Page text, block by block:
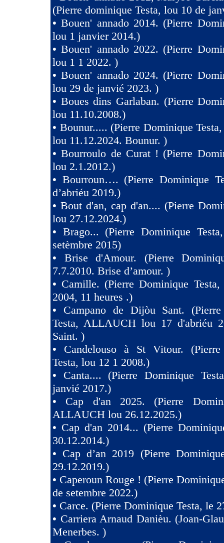
(Pierre dominique Testa, lou 10 de
•Bouen' annado 2014. (Pierre
lou 1 janvier 2014.)
•Bouen' annado 2022. (Pierre
lou 1 1 2022. )
•Bouen' annado 2024. (Pierre
lou 29 de janvié 2023. )
• Boues dins Garlaban. (Pierre
lou 11.10.2008.)
• Bounur..... (Pierre Dominique
lou 11.12.2024. Bounur. )
•Bourroulo de Curat ! (Pierre
lou 2.1.2012.)
• Bourroun…. (Pierre Dominique
d’abriéu 2019.)
• Bout d'an, cap d'an.... (Pierre
lou 27.12.2024.)
• Brago... (Pierre Dominique
setèmbre 2015)
• Brise d'Amour. (Pierre
7.7.2010. Brise d’amour. )
• Camille. (Pierre Dominique
2004, 11 heures .)
• Campano de Dijòu Sant.
Testa, ALLAUCH lou 17 d'abriéu
Saint. )
• Candelouso à St Vitour. (Pierre
Testa, lou 12 1 2008.)
• Canta.... (Pierre Dominique
janvié 2017.)
• Cap d'an 2025. (Pierre
ALLAUCH lou 26.12.2025.)
• Cap d'an 2014... (Pierre
30.12.2014.)
• Cap d’an 2019 (Pierre
29.12.2019.)
• Caperoun Rouge ! (Pierre
de setembre 2022.)
• Carce. (Pierre Dominique Testa, le
• Carriera Arnaud Danièu. (Joan-
Menerbes. )